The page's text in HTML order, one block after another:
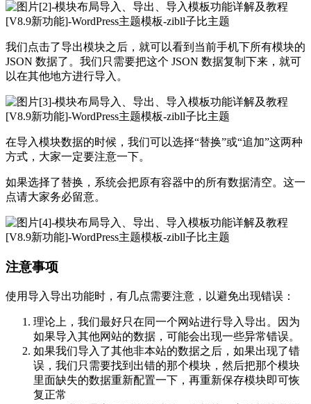
我们点击了导出模块之后，就可以看到当前手机下所有模块的
JSON 数据了。我们只需要把这个 JSON 数据复制下来，就可
以在其他地方进行导入。
在导入模块数据的时候，我们可以选择“替换”或“追加”这两种
方式，大家一定要注意一下。
如果选择了替换，系统会把原有容器中的所有数据清空。这一
点请大家务必留意。
注意事项
使用导入导出功能时，有几点需要注意，以避免出现错误：
理论上，我们最好只在同一个网站进行导入导出。因为
如果导入其他网站的数据，可能会出现一些异常错误。
如果我们导入了其他非本站的数据之后，如果出现了错
误，我们只需要找到出错的那个模块，然后把那个模块
里面缺失的数据重新配置一下，再重新保存模块即可恢
复正常